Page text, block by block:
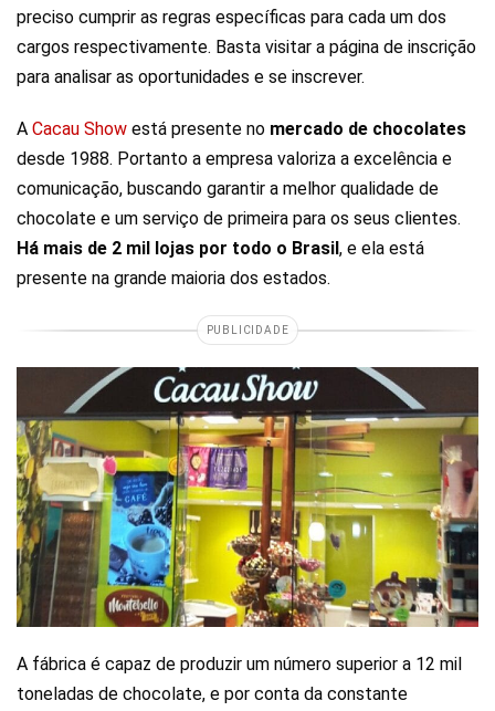
preciso cumprir as regras específicas para cada um dos
cargos respectivamente. Basta visitar a página de inscrição
para analisar as oportunidades e se inscrever.
A Cacau Show está presente no mercado de chocolates
desde 1988. Portanto a empresa valoriza a excelência e
comunicação, buscando garantir a melhor qualidade de
chocolate e um serviço de primeira para os seus clientes.
Há mais de 2 mil lojas por todo o Brasil, e ela está
presente na grande maioria dos estados.
PUBLICIDADE
A fábrica é capaz de produzir um número superior a 12 mil
toneladas de chocolate, e por conta da constante